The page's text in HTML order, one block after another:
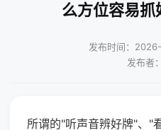
么方位容易
发布时间：
发布者
所谓的"听声音辨好牌"、"